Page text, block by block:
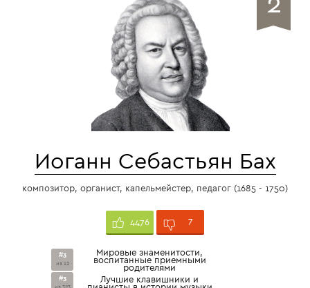
Иоганн Себастьян Бах
композитор, органист, капельмейстер, педагог (1685 - 1750)
4476 7
#3
из 12
Мировые знаменитости,
воспитанные приемными
родителями
#3 Лучшие клавишники и